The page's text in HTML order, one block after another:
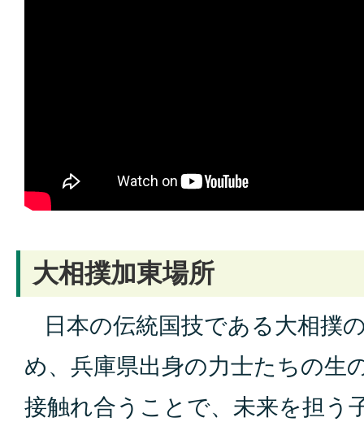
大相撲加東場所
日本の伝統国技である大相撲
め、兵庫県出身の力士たちの生
接触れ合うことで、未来を担う